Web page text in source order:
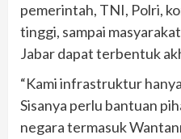
pemerintah, TNI, Polri,
tinggi, sampai
Jabar dapat terbentuk
“Kami infrastruktur
Sisanya perlu bantuan
negara termasuk